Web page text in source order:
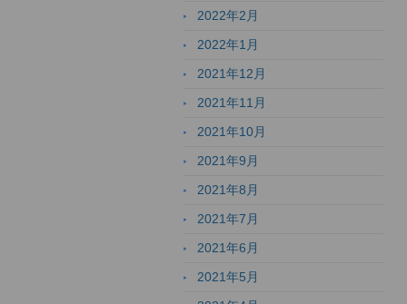
2022年2月
2022年1月
2021年12月
2021年11月
2021年10月
2021年9月
2021年8月
2021年7月
2021年6月
2021年5月